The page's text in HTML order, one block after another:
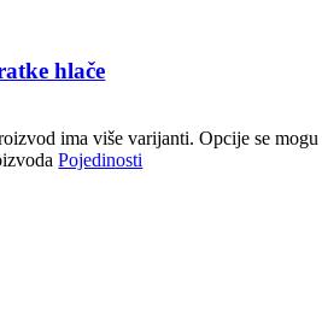
hlače
ima više varijanti. Opcije se mogu
Pojedinosti